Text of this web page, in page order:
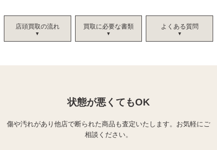
店頭買取の流れ 買取に必要な書類 よくある質問
状態が悪くてもOK
傷や汚れがあり他店で断られた商品も査定いたします。 お気軽にご
相談ください。